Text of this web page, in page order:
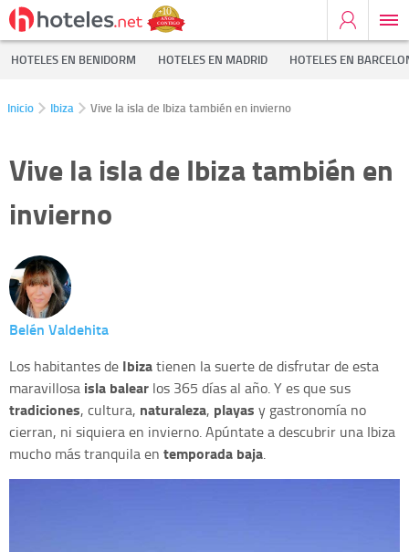
HOTELES EN BENIDORM HOTELES EN MADRID HOTELES EN
Inicio Ibiza Vive la isla de Ibiza también en invierno
Vive la isla de Ibiza también en
invierno
Belén Valdehita
Los habitantes de Ibizatienen la suerte de disfrutar de esta
maravillosa isla balear los 365 días al año. Y es que sus
tradiciones, cultura, naturaleza, playas y gastronomía no
cierran, ni siquiera en invierno. Apúntate a descubrir una Ibiza
mucho más tranquila en temporada baja.